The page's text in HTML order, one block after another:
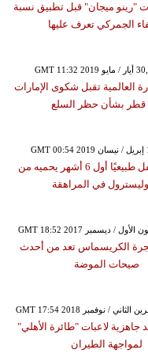
"رينو ميجان" قبل تطبيق نسبة
الجمركي تعرف عليها
العالمية تقبل شكوى الإمارات
بشأن حظر السلع
إرضاع الطفل طبيعيًا أول 6 أشهر يحميه من
في المراهقة
الكريسماس تعد من أحدث
صيحات الموضة
جاهزية لاعبات "طائرة الأهلي"
لمواجهة الطيران